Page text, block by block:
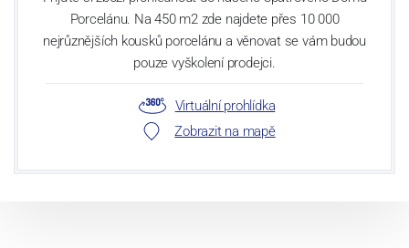
Porcelánu. Na 450 m2 zde najdete přes 10 000
nejrůznějších kousků porcelánu a věnovat se vám budou
pouze vyškolení prodejci.
Virtuální prohlídka
Zobrazit na mapě